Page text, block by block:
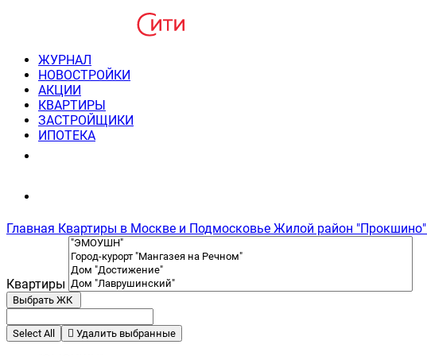
ЖУРНАЛ
НОВОСТРОЙКИ
АКЦИИ
КВАРТИРЫ
ЗАСТРОЙЩИКИ
ИПОТЕКА
Главная Квартиры в Москве и Подмосковье Жилой район "Прокшино"
Квартиры
Выбрать ЖК
Select All Удалить выбранные